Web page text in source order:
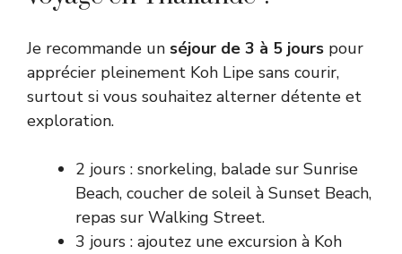
Je recommande un séjour de 3 à 5 jours pour
apprécier pleinement Koh Lipe sans courir,
surtout si vous souhaitez alterner détente et
exploration.
2 jours : snorkeling, balade sur Sunrise
Beach, coucher de soleil à Sunset Beach,
repas sur Walking Street.
3 jours : ajoutez une excursion à Koh